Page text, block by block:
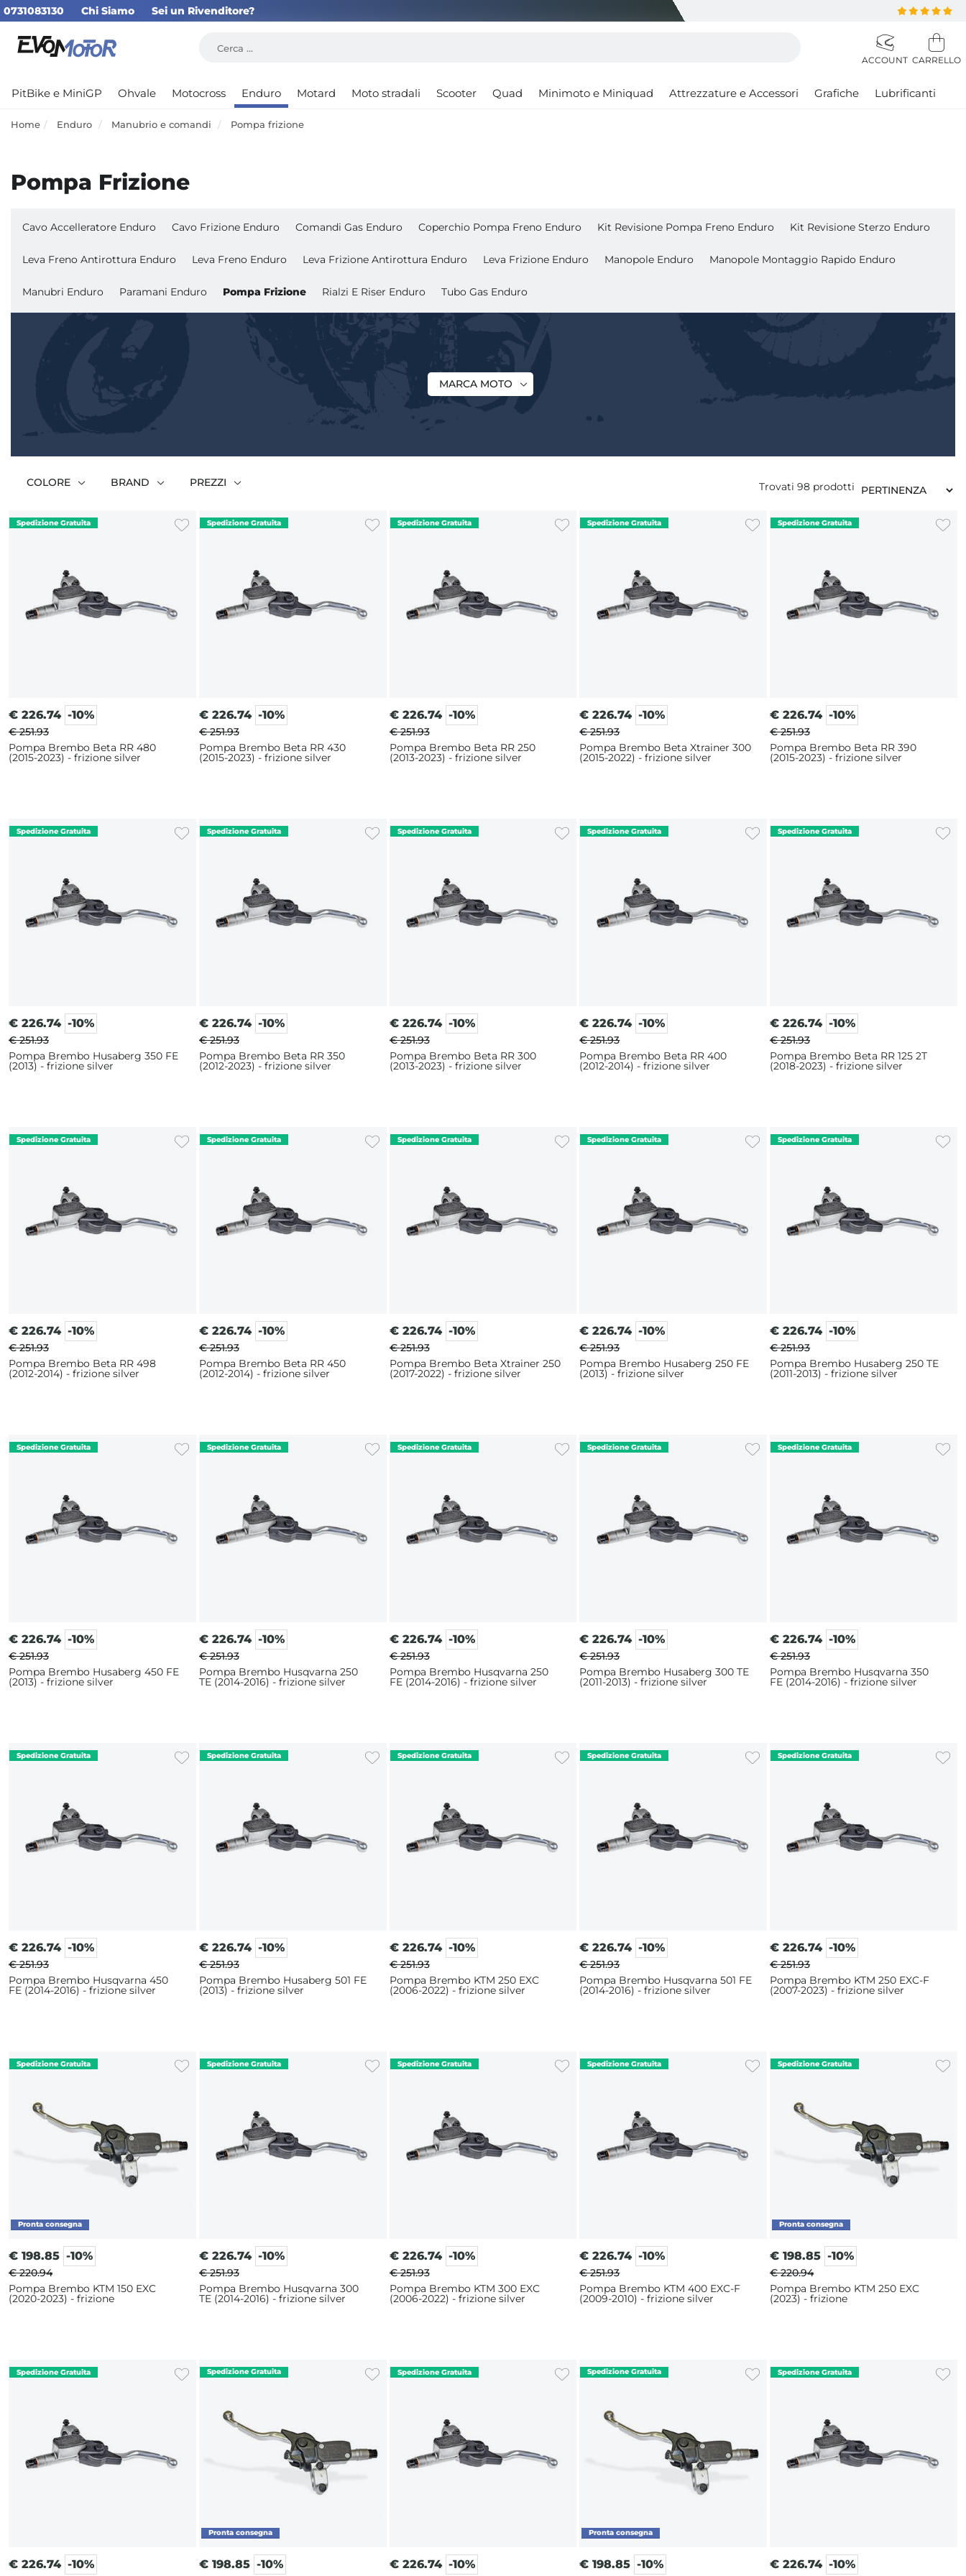
0731083130 Chi Siamo Sei un Rivenditore?
PitBike e MiniGP Ohvale Motocross Enduro Motard Moto stradali Scooter Quad Minimoto e Miniquad Attrezzature e Accessori Grafiche Lubrificanti
Home Enduro Manubrio e comandi Pompa frizione
Pompa Frizione
Cavo Accelleratore Enduro Cavo Frizione Enduro Comandi Gas Enduro Coperchio Pompa Freno Enduro Kit Revisione Pompa Freno Enduro Kit Revisione Sterzo Enduro
Leva Freno Antirottura Enduro Leva Freno Enduro Leva Frizione Antirottura Enduro Leva Frizione Enduro Manopole Enduro Manopole Montaggio Rapido Enduro
Manubri Enduro Paramani Enduro Pompa Frizione Rialzi E Riser Enduro Tubo Gas Enduro
MARCA MOTO
COLORE BRAND PREZZI Trovati 98 prodotti
€ 226.74 -10%
€ 251.93
Pompa Brembo Beta RR 480
(2015-2023) - frizione silver
€ 226.74 -10%
€ 251.93
Pompa Brembo Beta RR 430
(2015-2023) - frizione silver
€ 226.74 -10%
€ 251.93
Pompa Brembo Beta RR 250
(2013-2023) - frizione silver
€ 226.74 -10%
€ 251.93
Pompa Brembo Beta Xtrainer 300
(2015-2022) - frizione silver
€ 226.74 -10%
€ 251.93
Pompa Brembo Beta RR 390
(2015-2023) - frizione silver
€ 226.74 -10%
€ 251.93
Pompa Brembo Husaberg 350 FE
(2013) - frizione silver
€ 226.74 -10%
€ 251.93
Pompa Brembo Beta RR 350
(2012-2023) - frizione silver
€ 226.74 -10%
€ 251.93
Pompa Brembo Beta RR 300
(2013-2023) - frizione silver
€ 226.74 -10%
€ 251.93
Pompa Brembo Beta RR 400
(2012-2014) - frizione silver
€ 226.74 -10%
€ 251.93
Pompa Brembo Beta RR 125 2T
(2018-2023) - frizione silver
€ 226.74 -10%
€ 251.93
Pompa Brembo Beta RR 498
(2012-2014) - frizione silver
€ 226.74 -10%
€ 251.93
Pompa Brembo Beta RR 450
(2012-2014) - frizione silver
€ 226.74 -10%
€ 251.93
Pompa Brembo Beta Xtrainer 250
(2017-2022) - frizione silver
€ 226.74 -10%
€ 251.93
Pompa Brembo Husaberg 250 FE
(2013) - frizione silver
€ 226.74 -10%
€ 251.93
Pompa Brembo Husaberg 250 TE
(2011-2013) - frizione silver
€ 226.74 -10%
€ 251.93
Pompa Brembo Husaberg 450 FE
(2013) - frizione silver
€ 226.74 -10%
€ 251.93
Pompa Brembo Husqvarna 250
TE (2014-2016) - frizione silver
€ 226.74 -10%
€ 251.93
Pompa Brembo Husqvarna 250
FE (2014-2016) - frizione silver
€ 226.74 -10%
€ 251.93
Pompa Brembo Husaberg 300 TE
(2011-2013) - frizione silver
€ 226.74 -10%
€ 251.93
Pompa Brembo Husqvarna 350
FE (2014-2016) - frizione silver
€ 226.74 -10%
€ 251.93
Pompa Brembo Husqvarna 450
FE (2014-2016) - frizione silver
€ 226.74 -10%
€ 251.93
Pompa Brembo Husaberg 501 FE
(2013) - frizione silver
€ 226.74 -10%
€ 251.93
Pompa Brembo KTM 250 EXC
(2006-2022) - frizione silver
€ 226.74 -10%
€ 251.93
Pompa Brembo Husqvarna 501 FE
(2014-2016) - frizione silver
€ 226.74 -10%
€ 251.93
Pompa Brembo KTM 250 EXC-F
(2007-2023) - frizione silver
€ 198.85 -10%
€ 220.94
Pompa Brembo KTM 150 EXC
(2020-2023) - frizione
€ 226.74 -10%
€ 251.93
Pompa Brembo Husqvarna 300
TE (2014-2016) - frizione silver
€ 226.74 -10%
€ 251.93
Pompa Brembo KTM 300 EXC
(2006-2022) - frizione silver
€ 226.74 -10%
€ 251.93
Pompa Brembo KTM 400 EXC-F
(2009-2010) - frizione silver
€ 198.85 -10%
€ 220.94
Pompa Brembo KTM 250 EXC
(2023) - frizione
€ 226.74 -10% € 198.85 -10% € 226.74 -10% € 198.85 -10% € 226.74 -10%